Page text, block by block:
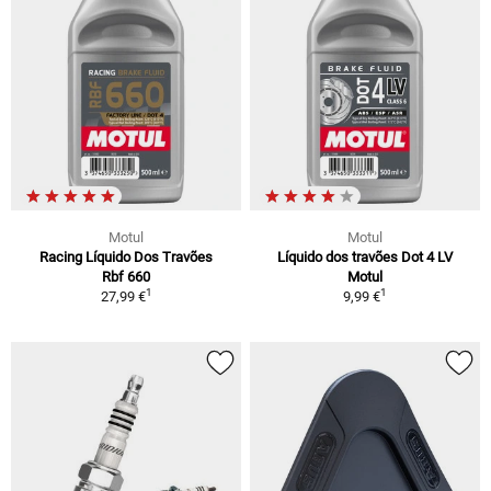
Motul
Racing Líquido Dos Travões
Rbf 660
27,99 €1
Motul
Líquido dos travões Dot 4 LV
Motul
9,99 €1